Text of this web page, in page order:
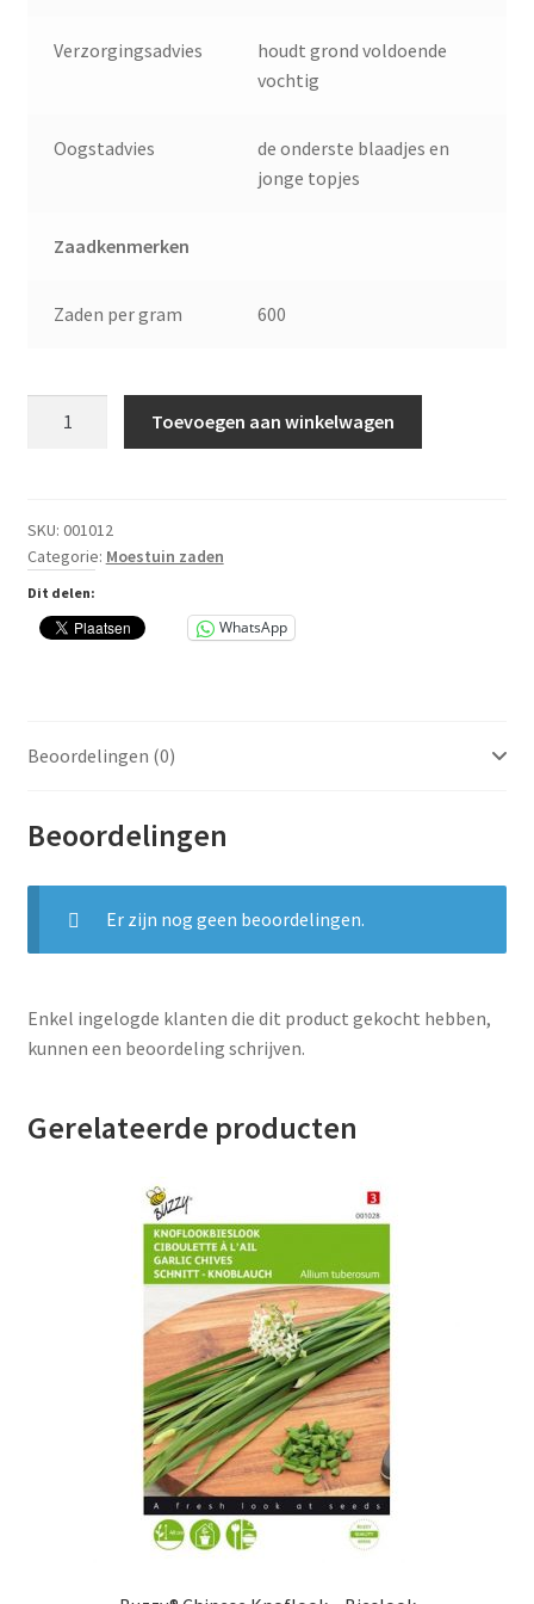
Verzorgingsadvies
houdt grond voldoende
vochtig
Oogstadvies
de onderste blaadjes en
jonge topjes
Zaadkenmerken
Zaden per gram 600
Dark
Opal
aantal
Toevoegen aan winkelwagen
SKU: 001012
Categorie: Moestuin zaden
Dit delen:
WhatsApp
Beoordelingen (0)
Beoordelingen
Er zijn nog geen beoordelingen.
Enkel ingelogde klanten die dit product gekocht hebben,
kunnen een beoordeling schrijven.
Gerelateerde producten